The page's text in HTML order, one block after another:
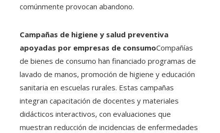
comúnmente provocan abandono.
Campañas de higiene y salud preventiva
apoyadas por empresas de consumoCompañías
de bienes de consumo han financiado programas de
lavado de manos, promoción de higiene y educación
sanitaria en escuelas rurales. Estas campañas
integran capacitación de docentes y materiales
didácticos interactivos, con evaluaciones que
muestran reducción de incidencias de enfermedades